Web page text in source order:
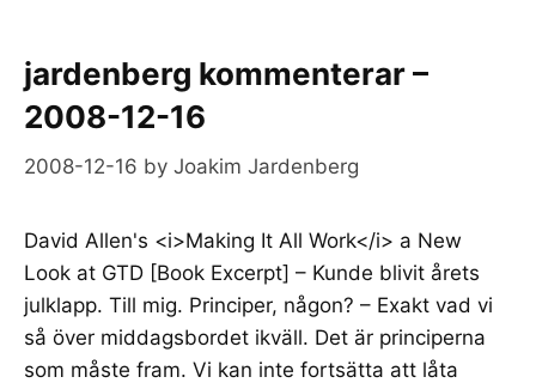
jardenberg kommenterar –
2008-12-16
2008-12-16 by Joakim Jardenberg
David Allen's <i>Making It All Work</i> a New
Look at GTD [Book Excerpt] – Kunde blivit årets
julklapp. Till mig. Principer, någon? – Exakt vad vi
så över middagsbordet ikväll. Det är principerna
som måste fram. Vi kan inte fortsätta att låta